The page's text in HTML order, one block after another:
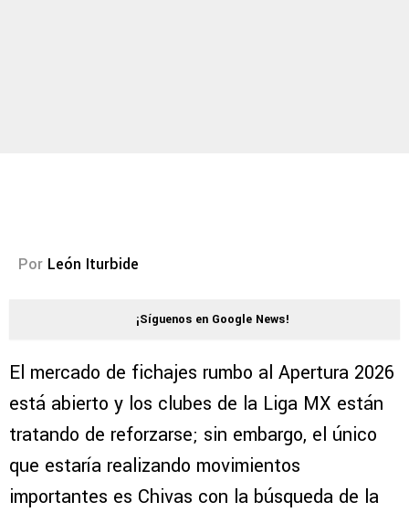
Por León Iturbide
¡Síguenos en Google News!
El mercado de fichajes rumbo al Apertura 2026
está abierto y los clubes de la Liga MX están
tratando de reforzarse; sin embargo, el único
que estaría realizando movimientos
importantes es Chivas con la búsqueda de la